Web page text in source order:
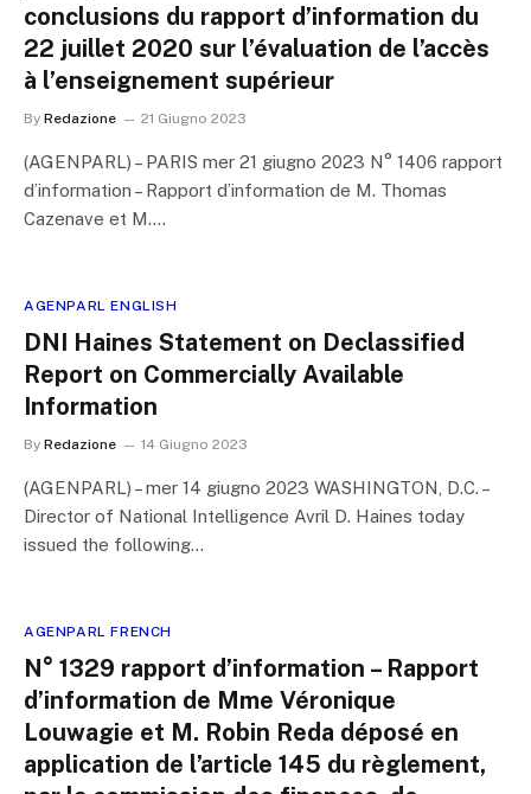
conclusions du rapport d’information du
22 juillet 2020 sur l’évaluation de l’accès
à l’enseignement supérieur
By Redazione 21 Giugno 2023
(AGENPARL) – PARIS mer 21 giugno 2023 N° 1406 rapport
d’information – Rapport d’information de M. Thomas
Cazenave et M.…
AGENPARL ENGLISH
DNI Haines Statement on Declassified
Report on Commercially Available
Information
By Redazione 14 Giugno 2023
(AGENPARL) – mer 14 giugno 2023 WASHINGTON, D.C. –
Director of National Intelligence Avril D. Haines today
issued the following…
AGENPARL FRENCH
N° 1329 rapport d’information – Rapport
d’information de Mme Véronique
Louwagie et M. Robin Reda déposé en
application de l’article 145 du règlement,